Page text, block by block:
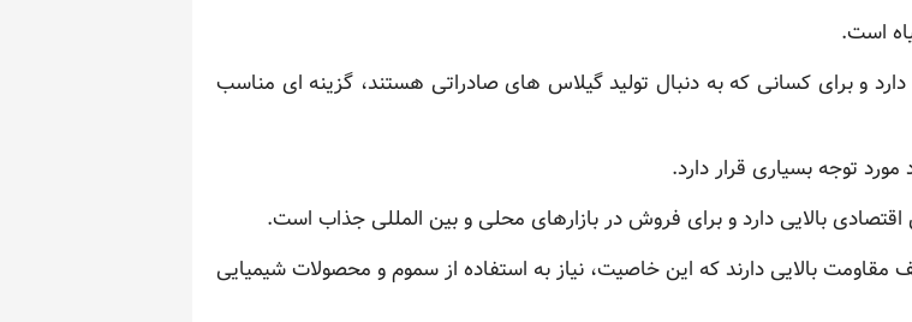
است.
برای کسانی که به دنبال تولید گیلاس های صادراتی هستند، گزینه ای مناسب
توجه بسیاری قرار دارد.
بالایی دارد و برای فروش در بازارهای محلی و بین المللی جذاب است.
بالایی دارند که این خاصیت، نیاز به استفاده از سموم و محصولات شیمیایی